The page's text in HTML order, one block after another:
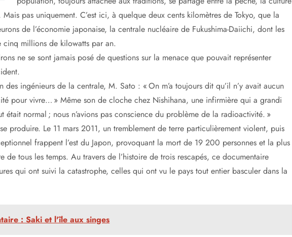
pas uniquement. C’est ici, à quelque deux cents kilomètres de Tokyo, que la
de l’économie japonaise, la centrale nucléaire de Fukushima-Daiichi, dont les
cinq millions de kilowatts par an.
ne se sont jamais posé de questions sur la menace que pouvait représenter
des ingénieurs de la centrale, M. Sato : « On m’a toujours dit qu’il n’y avait aucun
pour vivre… » Même son de cloche chez Nishihana, une infirmière qui a grandi
normal ; nous n’avions pas conscience du problème de la radioactivité. »
produire. Le 11 mars 2011, un tremblement de terre particulièrement violent, puis
frappent l’est du Japon, provoquant la mort de 19 200 personnes et la plus
de tous les temps. Au travers de l’histoire de trois rescapés, ce documentaire
qui ont suivi la catastrophe, celles qui ont vu le pays tout entier basculer dans la
: Saki et l'île aux singes